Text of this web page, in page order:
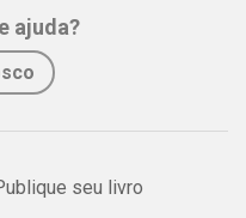
ajuda?
seu livro